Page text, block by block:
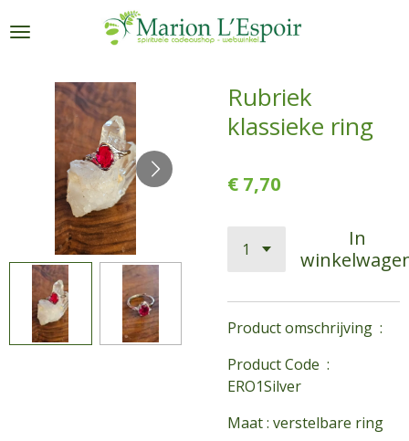
direct
hoofdinhoud
Rubriek
klassieke ring
€ 7,70
In
Product omschrijving :
Product Code :
ERO1Silver
Maat : verstelbare ring